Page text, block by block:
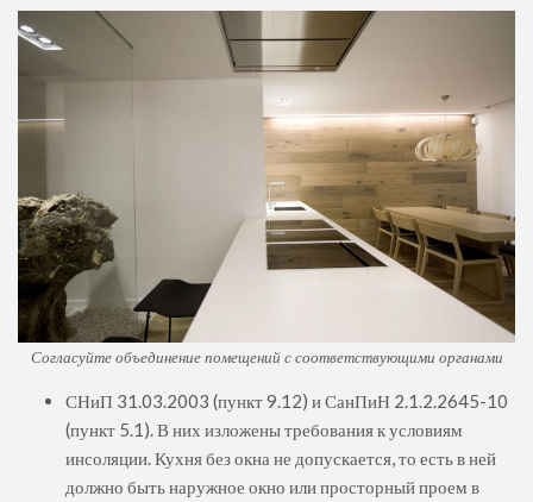
Согласуйте объединение помещений с соответствующими органами
СНиП 31.03.2003 (пункт 9.12) и СанПиН 2.1.2.2645-10
(пункт 5.1). В них изложены требования к условиям
инсоляции. Кухня без окна не допускается, то есть в ней
должно быть наружное окно или просторный проем в